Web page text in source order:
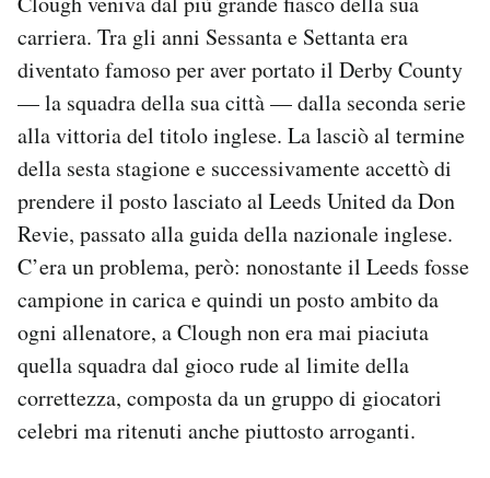
carriera. Tra gli anni Sessanta e Settanta era
diventato famoso per aver portato il Derby County
— la squadra della sua città — dalla seconda serie
alla vittoria del titolo inglese. La lasciò al termine
della sesta stagione e successivamente accettò di
prendere il posto lasciato al Leeds United da Don
Revie, passato alla guida della nazionale inglese.
C’era un problema, però: nonostante il Leeds fosse
campione in carica e quindi un posto ambito da
ogni allenatore, a Clough non era mai piaciuta
quella squadra dal gioco rude al limite della
correttezza, composta da un gruppo di giocatori
celebri ma ritenuti anche piuttosto arroganti.